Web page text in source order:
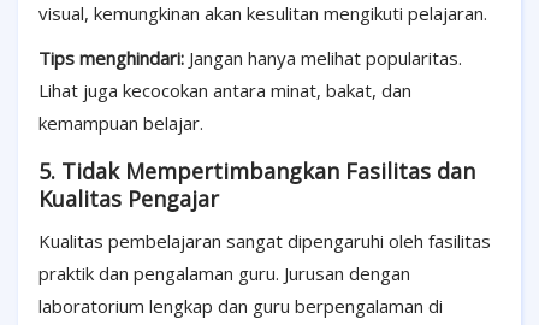
visual, kemungkinan akan kesulitan mengikuti pelajaran.
Tips menghindari: Jangan hanya melihat popularitas.
Lihat juga kecocokan antara minat, bakat, dan
kemampuan belajar.
5. Tidak Mempertimbangkan Fasilitas dan
Kualitas Pengajar
Kualitas pembelajaran sangat dipengaruhi oleh fasilitas
praktik dan pengalaman guru. Jurusan dengan
laboratorium lengkap dan guru berpengalaman di